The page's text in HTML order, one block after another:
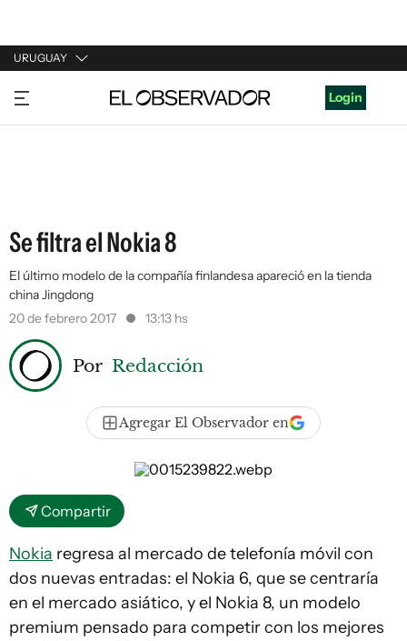
URUGUAY
URUGUAY
ARGENTINA
Login
Se filtra el Nokia 8
El último modelo de la compañía finlandesa apareció en la tienda
china Jingdong
20 de febrero 2017
13:13 hs
Por Redacción
Agregar El Observador en
Compartir
Nokia regresa al mercado de telefonía móvil con
dos nuevas entradas: el Nokia 6, que se centraría
en el mercado asiático, y el Nokia 8, un modelo
premium pensado para competir con los mejores